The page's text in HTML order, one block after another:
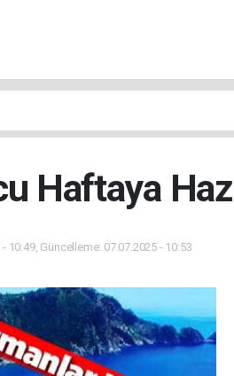
Haftaya
10:49, Güncelleme: 07.07.2025 - 10:53